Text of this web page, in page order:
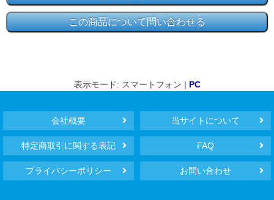
表示モード: スマートフォン | PC
会社概要 当サイトについて
特定商取引に関する表記 FAQ
プライバシーポリシー お問い合わせ